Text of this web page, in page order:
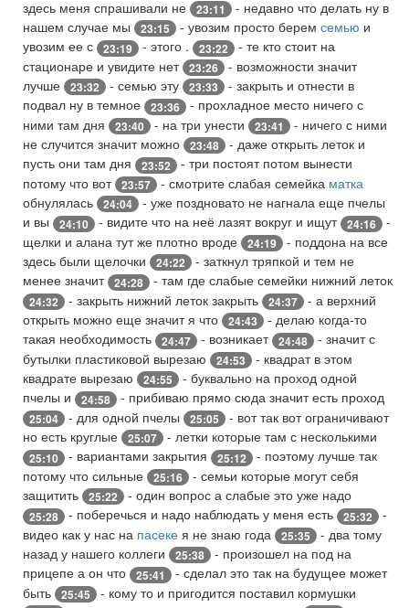
здесь меня спрашивали не
23:11
- недавно что делать ну в
нашем случае мы
23:15 - увозим просто берем семью и
увозим ее с
23:19 - этого . 23:22
- те кто стоит на
стационаре и увидите нет 23:26
- возможности значит
лучше
23:32 - семью эту 23:33
- закрыть и отнести в
подвал ну в темное
23:36
- прохладное место ничего с
ними там дня
23:40 - на три унести 23:41
- ничего с ними
не случится значит можно
23:48
- даже открыть леток и
пусть они там дня
23:52
- три постоят потом вынести
потому что вот 23:57 - смотрите слабая семейка матка
обнулялась
24:04
- уже поздновато не нагнала еще пчелы
и вы
24:10 - видите что на неё лазят вокруг и ищут 24:16
-
щелки и алана тут же плотно вроде
24:19
- поддона на все
здесь были щелочки
24:22
- заткнул тряпкой и тем не
менее значит 24:28 - там где слабые семейки нижний леток
24:32 - закрыть нижний леток закрыть 24:37
- а верхний
открыть можно еще значит я что
24:43
- делаю когда-то
такая необходимость
24:47 - возникает 24:48
- значит с
бутылки пластиковой вырезаю
24:53
- квадрат в этом
квадрате вырезаю
24:55
- буквально на проход одной
пчелы и
24:58 - прибиваю прямо сюда значит есть проход
25:04 - для одной пчелы 25:05
- вот так вот ограничивают
но есть круглые
25:07 - летки которые там с несколькими
25:10 - вариантами закрытия 25:12
- поэтому лучше так
потому что сильные
25:16
- семьи которые могут себя
защитить
25:22 - один вопрос а слабые это уже надо
25:28 - поберечься и надо наблюдать у меня есть 25:32
-
видео как у нас на пасеке я не знаю года 25:35
- два тому
назад у нашего коллеги
25:38
- произошел на под на
прицепе а он что
25:41
- сделал это так на будущее может
быть
25:45 - кому то и пригодится поставил кормушки